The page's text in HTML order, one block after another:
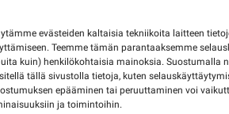
evästeiden kaltaisia tekniikoita laitteen
Teemme tämän parantaaksemme
kuin) henkilökohtaisia mainoksia. Suostumalla
tällä sivustolla tietoja, kuten
epääminen tai peruuttaminen voi
ja toimintoihin.
tuotteista.
sovimme korvaavista tuotteista.